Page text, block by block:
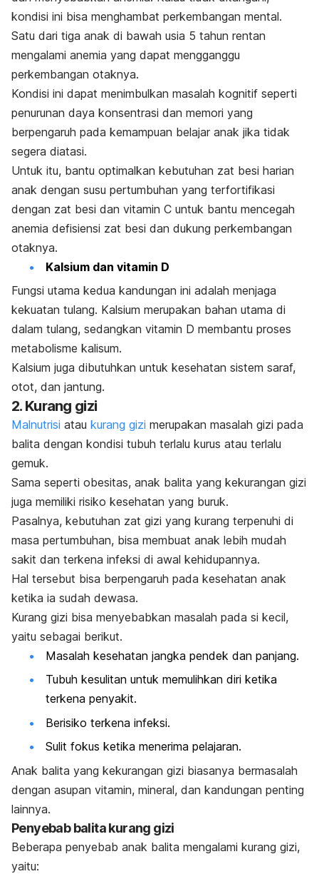
kondisi ini bisa menghambat perkembangan mental.
Satu dari tiga anak di bawah usia 5 tahun rentan
mengalami anemia yang dapat mengganggu
perkembangan otaknya.
Kondisi ini dapat menimbulkan masalah kognitif seperti
penurunan daya konsentrasi dan memori yang
berpengaruh pada kemampuan belajar anak jika tidak
segera diatasi.
Untuk itu, bantu optimalkan kebutuhan zat besi harian
anak dengan susu pertumbuhan yang terfortifikasi
dengan zat besi dan vitamin C untuk bantu mencegah
anemia defisiensi zat besi dan dukung perkembangan
otaknya.​​
Kalsium dan vitamin D
Fungsi utama kedua kandungan ini adalah menjaga
kekuatan tulang. Kalsium merupakan bahan utama di
dalam tulang, sedangkan vitamin D membantu proses
metabolisme kalisum.
Kalsium juga dibutuhkan untuk kesehatan sistem saraf,
otot, dan jantung.
2. Kurang gizi
Malnutrisi atau kurang gizi merupakan masalah gizi pada
balita dengan kondisi tubuh terlalu kurus atau terlalu
gemuk.
Sama seperti obesitas, anak balita yang kekurangan gizi
juga memiliki risiko kesehatan yang buruk.
Pasalnya, kebutuhan zat gizi yang kurang terpenuhi di
masa pertumbuhan, bisa membuat anak lebih mudah
sakit dan terkena infeksi di awal kehidupannya.
Hal tersebut bisa berpengaruh pada kesehatan anak
ketika ia sudah dewasa.
Kurang gizi bisa menyebabkan masalah pada si kecil,
yaitu sebagai berikut.
Masalah kesehatan jangka pendek dan panjang.
Tubuh kesulitan untuk memulihkan diri ketika
terkena penyakit.
Berisiko terkena infeksi.
Sulit fokus ketika menerima pelajaran.
Anak balita yang kekurangan gizi biasanya bermasalah
dengan asupan vitamin, mineral, dan kandungan penting
lainnya.
Penyebab balita kurang gizi
Beberapa penyebab anak balita mengalami kurang gizi,
yaitu: